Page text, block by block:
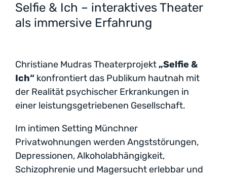
Selfie & Ich – interaktives Theater
als immersive Erfahrung
Christiane Mudras Theaterprojekt„Selfie &
Ich“ konfrontiert das Publikum hautnah mit
der Realität psychischer Erkrankungen in
einer leistungsgetriebenen Gesellschaft.
Im intimen Setting Münchner
Privatwohnungen werden Angststörungen,
Depressionen, Alkoholabhängigkeit,
Schizophrenie und Magersucht erlebbar und